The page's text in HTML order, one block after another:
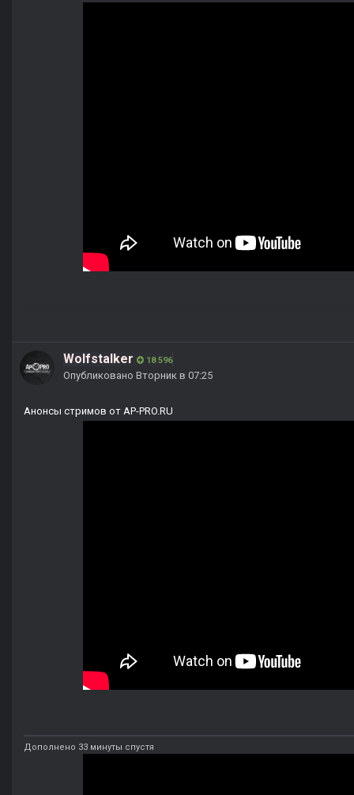
Wolfstalker 18 596
Опубликовано Вторник в 07:25
Анонсы стримов от AP-PRO.RU
Дополнено 33 минуты спустя